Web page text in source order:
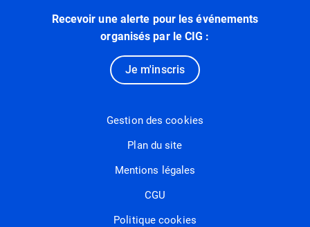
Recevoir une alerte pour les événements
organisés par le CIG :
Je m'inscris
Gestion des cookies
Plan du site
Mentions légales
CGU
Politique cookies